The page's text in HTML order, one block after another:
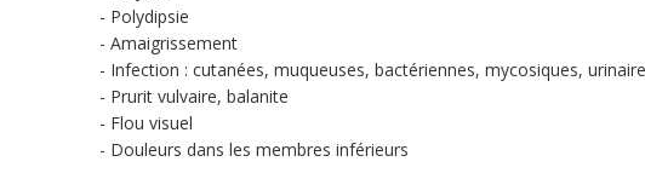
Polydipsie
Amaigrissement
Infection : cutanées, muqueuses, bactériennes, mycosiques,
Prurit vulvaire, balanite
Flou visuel
Douleurs dans les membres inférieurs